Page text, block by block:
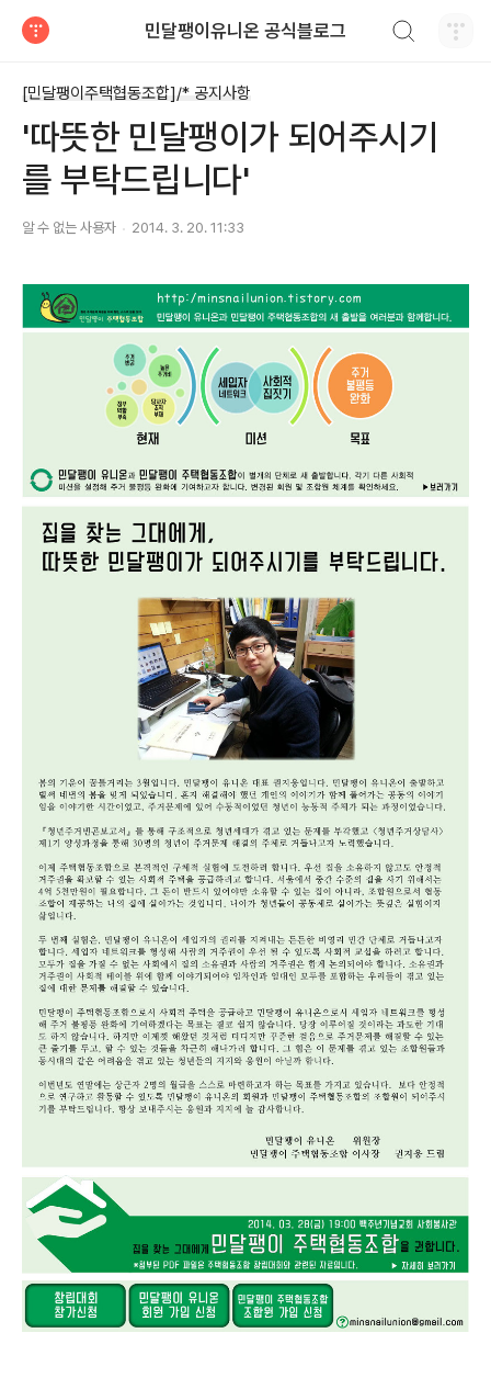
민달팽이유니온 공식블로그
[민달팽이주택협동조합]/* 공지사항
'따뜻한 민달팽이가 되어주시기
를 부탁드립니다'
알 수 없는 사용자 2014. 3. 20. 11:33